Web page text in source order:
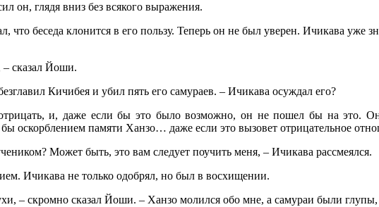
он, глядя вниз без всякого выражения.
что беседа клонится в его пользу. Теперь он не был уверен. Ичикава уже
сказал Йоши.
Кичибея и убил пять его самураев. – Ичикава осуждал его?
и, даже если бы это было возможно, он не пошел бы на это. Он
бы оскорблением памяти Ханзо… даже если это вызовет отрицательное
Может быть, это вам следует поучить меня, – Ичикава рассмеялся.
Ичикава не только одобрял, но был в восхищении.
– скромно сказал Йоши. – Ханзо молился обо мне, а самураи были